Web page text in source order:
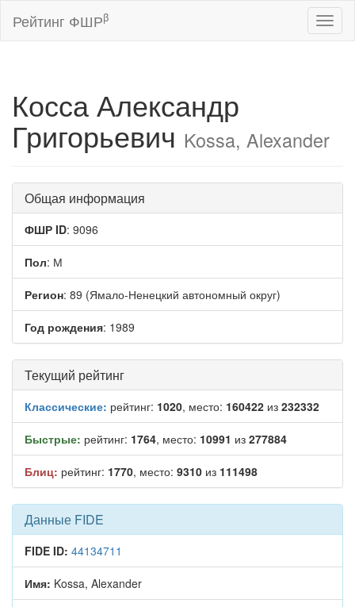
Рейтинг ФШРβ
Косса Александр
Григорьевич Kossa, Alexander
Общая информация
ФШР ID: 9096
Пол: М
Регион: 89 (Ямало-Ненецкий автономный округ)
Год рождения: 1989
Текущий рейтинг
Классические: рейтинг: 1020, место: 160422 из 232332
Быстрые: рейтинг: 1764, место: 10991 из 277884
Блиц: рейтинг: 1770, место: 9310 из 111498
Данные FIDE
FIDE ID: 44134711
Имя: Kossa, Alexander